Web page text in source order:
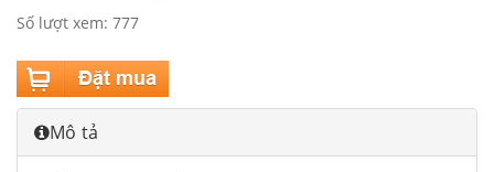
Số lượt xem: 777
Mô tả